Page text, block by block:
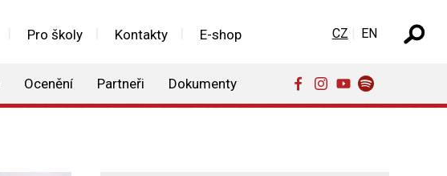
Pro školy Kontakty E-shop
Ocenění Partneři Dokumenty
Zvolte jazyk
CZ EN